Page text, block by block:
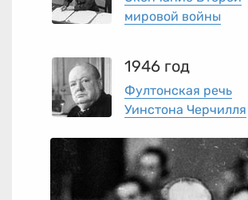
мировой войны
1946 год
Фултонская речь
Уинстона Черчилля